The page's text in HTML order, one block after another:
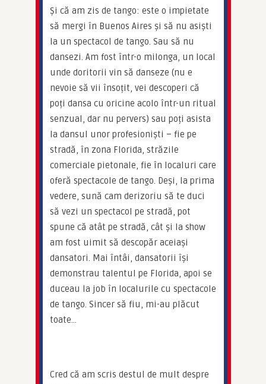
Și că am zis de tango: este o impietate
să mergi în Buenos Aires și să nu asiști
la un spectacol de tango. Sau să nu
dansezi. Am fost într-o milonga, un local
unde doritorii vin să danseze (nu e
nevoie să vii însoțit, vei descoperi că
poți dansa cu oricine acolo într-un ritual
senzual, dar nu pervers) sau poți asista
la dansul unor profesioniști – fie pe
stradă, în zona Florida, străzile
comerciale pietonale, fie în localuri care
oferă spectacole de tango. Deși, la prima
vedere, sună cam derizoriu să te duci
să vezi un spectacol pe stradă, pot
spune că atât pe stradă, cât și la show
am fost uimit să descopăr aceiași
dansatori. Mai întâi, dansatorii își
demonstrau talentul pe Florida, apoi se
duceau la job în localurile cu spectacole
de tango. Sincer să fiu, mi-au plăcut
toate…
Cred că am scris destul de mult despre